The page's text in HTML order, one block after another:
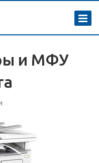
и МФУ